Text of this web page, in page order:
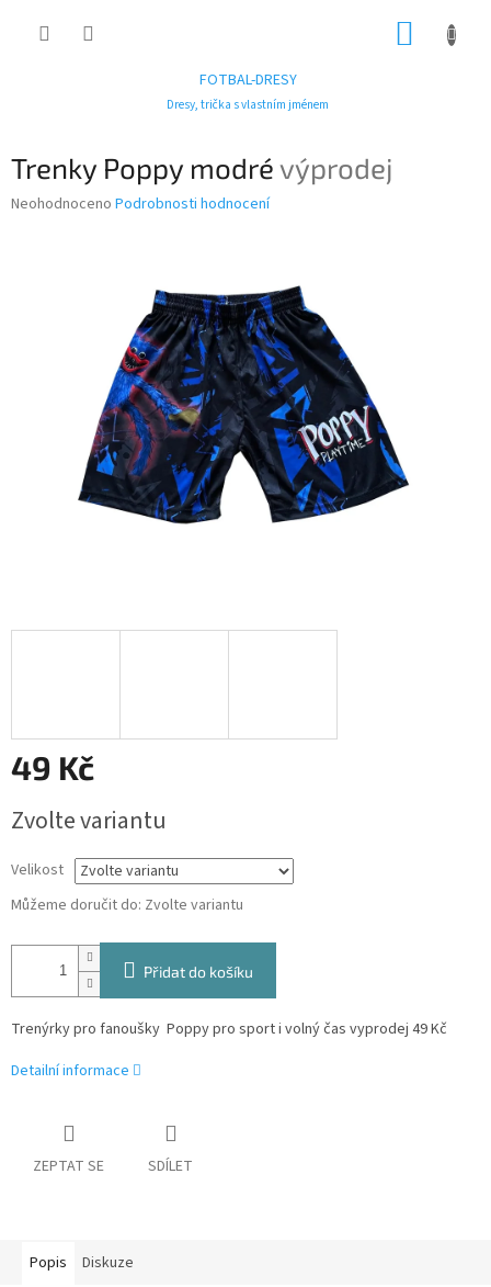
FOTBAL-DRESY
Dresy, trička s vlastním jménem
Trenky Poppy modrévýprodej
Průměrné
Neohodnoceno Podrobnosti hodnocení
49 Kč
cena:
Zvolte variantu
Velikost
Můžeme doručit do: Zvolte variantu
Přidat do košíku
Trenýrky pro fanoušky Poppy pro sport i volný čas vyprodej 49 Kč
Detailní informace
ZEPTAT SE SDÍLET
Popis Diskuze